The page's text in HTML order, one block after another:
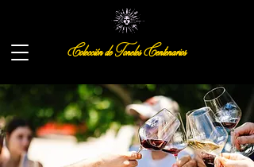
Colección de Toneles Centenarios